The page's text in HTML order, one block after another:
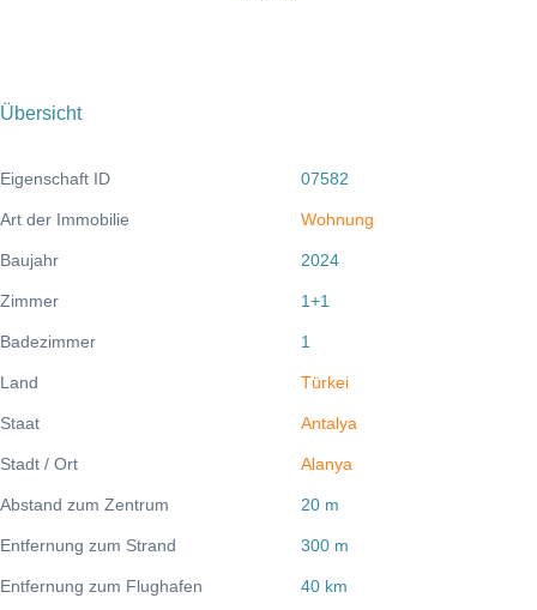
Übersicht
Eigenschaft ID 07582
Art der Immobilie Wohnung
Baujahr 2024
Zimmer 1+1
Badezimmer 1
Land Türkei
Staat Antalya
Stadt / Ort Alanya
Abstand zum Zentrum 20 m
Entfernung zum Strand 300 m
Entfernung zum Flughafen 40 km